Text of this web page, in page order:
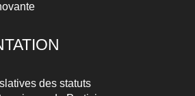
des statuts